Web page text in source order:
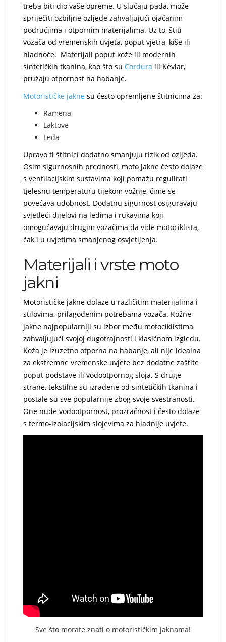
treba biti dio vaše opreme. U slučaju pada, može
spriječiti ozbiljne ozljede zahvaljujući ojačanim
područjima i otpornim materijalima. Uz to, štiti
vozača od vremenskih uvjeta, poput vjetra, kiše ili
hladnoće. Materijali poput kože ili modernih
sintetičkih tkanina, kao što su Cordura ili Kevlar,
pružaju otpornost na habanje.
Motorističke jakne su često opremljene štitnicima za:
Ramena
Laktove
Leđa
Upravo ti štitnici dodatno smanjuju rizik od ozljeda.
Osim sigurnosnih prednosti, moto jakne često dolaze
s ventilacijskim sustavima koji pomažu regulirati
tjelesnu temperaturu tijekom vožnje, čime se
povećava udobnost. Dodatnu sigurnost osiguravaju
svjetleći dijelovi na leđima i rukavima koji
omogućavaju drugim vozačima da vide motociklista,
čak i u uvjetima smanjenog osvjetljenja.
Materijali i vrste moto
jakni
Motorističke jakne dolaze u različitim materijalima i
stilovima, prilagođenim potrebama vozača. Kožne
jakne najpopularniji su izbor među motociklistima
zahvaljujući svojoj dugotrajnosti i klasičnom izgledu.
Koža je izuzetno otporna na habanje, ali nije idealna
za ekstremne vremenske uvjete bez dodatne zaštite
poput podstave ili vodootpornog sloja. S druge
strane, tekstilne su izrađene od sintetičkih tkanina i
postale su sve popularnije zbog svoje svestranosti.
One nude vodootpornost, prozračnost i često dolaze
s termo-izolacijskim slojevima za hladnije uvjete.
Sve što morate znati o motorističkim jaknama!